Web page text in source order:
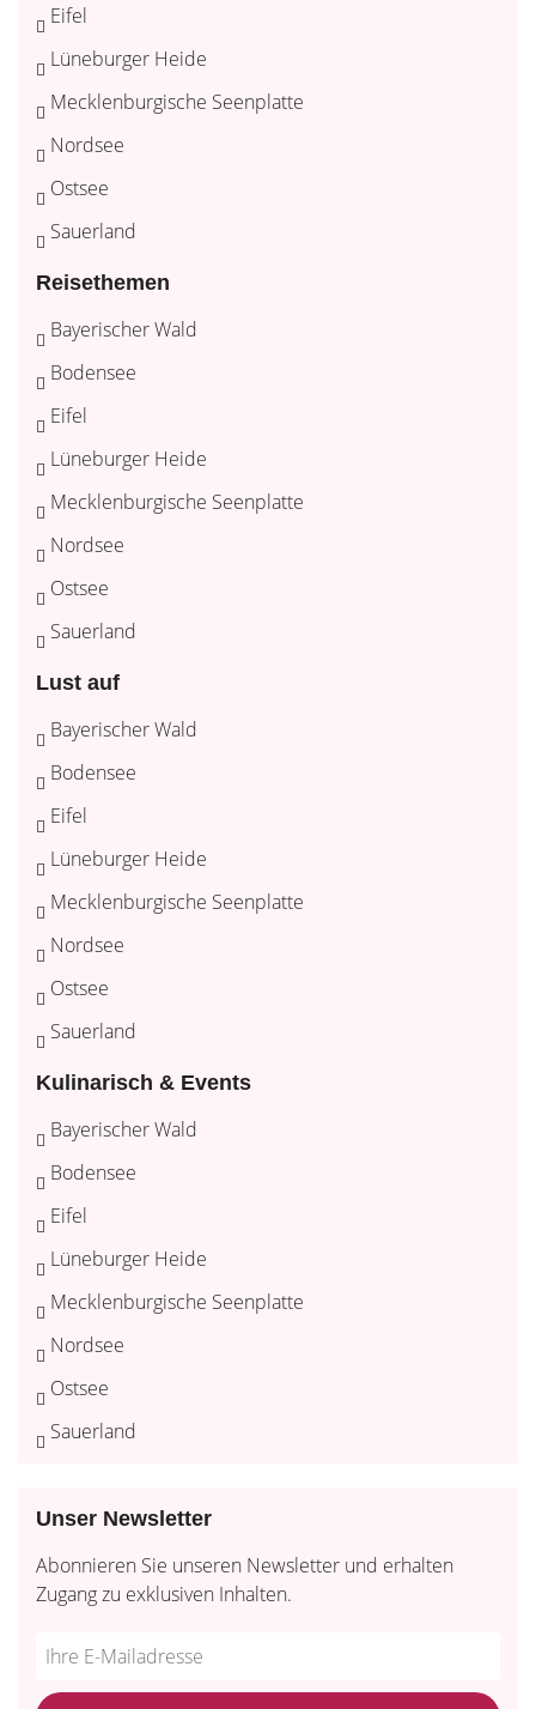
Eifel
Lüneburger Heide
Mecklenburgische Seenplatte
Nordsee
Ostsee
Sauerland
Reisethemen
Bayerischer Wald
Bodensee
Eifel
Lüneburger Heide
Mecklenburgische Seenplatte
Nordsee
Ostsee
Sauerland
Lust auf
Bayerischer Wald
Bodensee
Eifel
Lüneburger Heide
Mecklenburgische Seenplatte
Nordsee
Ostsee
Sauerland
Kulinarisch & Events
Bayerischer Wald
Bodensee
Eifel
Lüneburger Heide
Mecklenburgische Seenplatte
Nordsee
Ostsee
Sauerland
Unser Newsletter
Abonnieren Sie unseren Newsletter und erhalten
Zugang zu exklusiven Inhalten.
Do
fill
*Ihre
Mailadresse: